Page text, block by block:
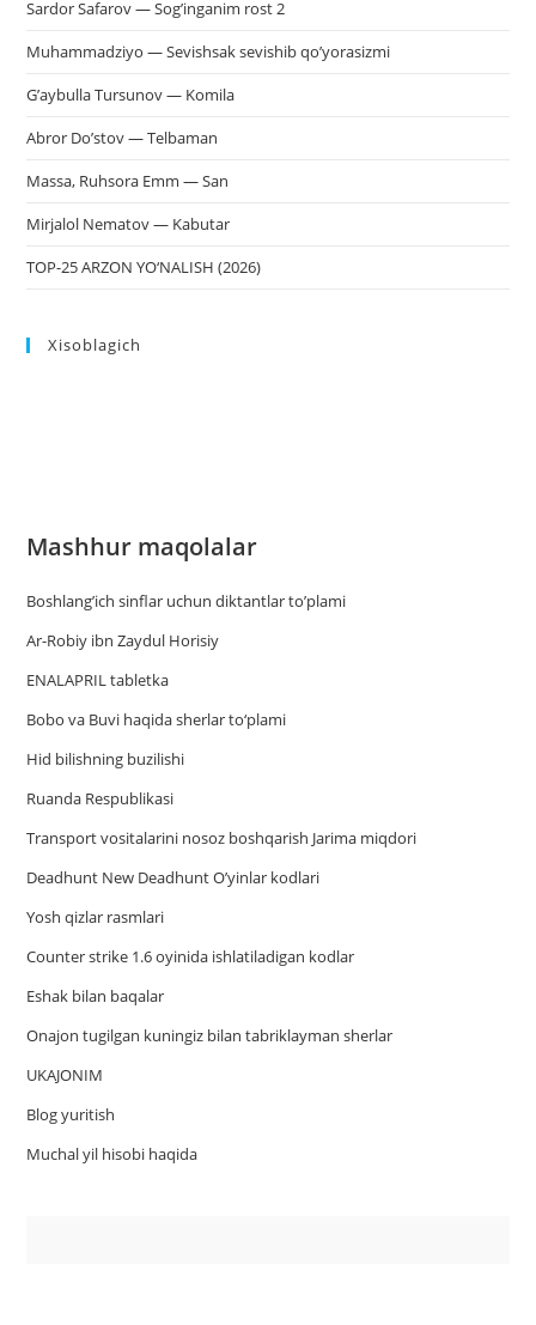
Sardor Safarov — Sog’inganim rost 2
Muhammadziyo — Sevishsak sevishib qo’yorasizmi
G’aybulla Tursunov — Komila
Abror Do’stov — Telbaman
Massa, Ruhsora Emm — San
Mirjalol Nematov — Kabutar
TOP-25 ARZON YO‘NALISH (2026)
Xisoblagich
Mashhur maqolalar
Boshlang’ich sinflar uchun diktantlar to’plami
Ar-Robiy ibn Zaydul Horisiy
ENALAPRIL tabletka
Bobo va Buvi haqida sherlar to‘plami
Hid bilishning buzilishi
Ruanda Respublikasi
Trаnsport vositаlаrini nosoz boshqаrish Jаrimа miqdori
Deadhunt New Deadhunt O’yinlar kodlari
Yosh qizlar rasmlari
Counter strike 1.6 oyinida ishlatiladigan kodlar
Eshak bilan baqalar
Onajon tugilgan kuningiz bilan tabriklayman sherlar
UKAJONIM
Blog yuritish
Muchal yil hisobi haqida